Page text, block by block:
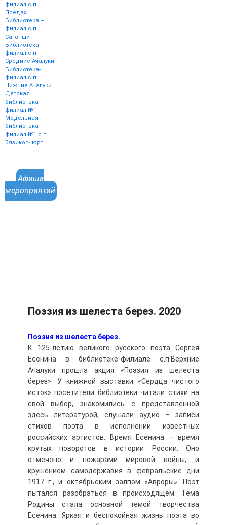
филиал с.п.
Пседах
Библиотека –
филиал с.п.
Сагопши
Библиотека –
филиал с.п.
Средние Ачалуки
Библиотека-
филиал с.п.
Нижние Ачалуки
Детская
библиотека –
филиал №1
Модельная
библиотека —
филиал №1 с.п.
Зязиков- юрт
Афиша
мероприятий
Поэзия из шелеста берез. 2020
Поэзия из шелеста берез.
К 125-летию великого русского поэта Сергея
Есенина в библиотеке-филиале с.п.Верхние
Ачалуки прошла акция «Поэзия из шелеста
берез». У книжной выставки «Сердца чистого
исток» посетители библиотеки читали стихи на
свой выбор, знакомились с представленной
здесь литературой, слушали аудио – записи
стихов поэта в исполнении известных
российских артистов. Время Есенина – время
крутых поворотов в истории России. Оно
отмечено и пожарами мировой войны, и
крушением самодержавия в февральские дни
1917 г., и октябрьским залпом «Авроры». Поэт
пытался разобраться в происходящем. Тема
Родины стала основной темой творчества
Есенина. Яркая и беспокойная жизнь поэта во